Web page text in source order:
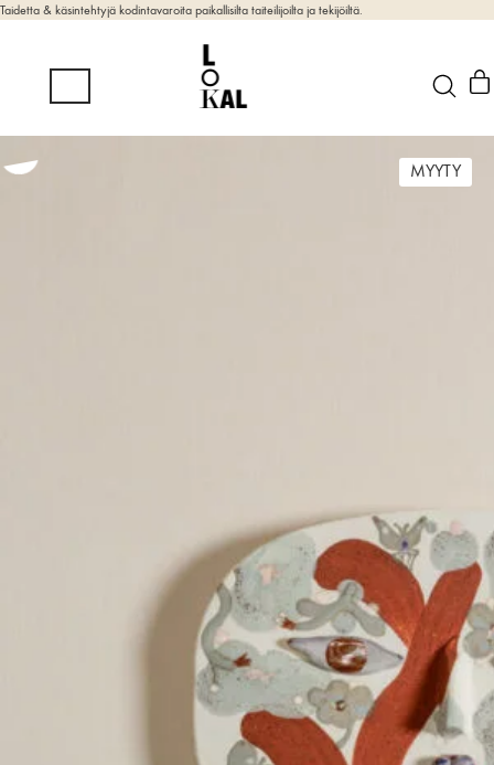
Taidetta & käsintehtyjä kodintavaroita paikallisilta taiteilijoilta ja tekijöiltä.
MYYTY